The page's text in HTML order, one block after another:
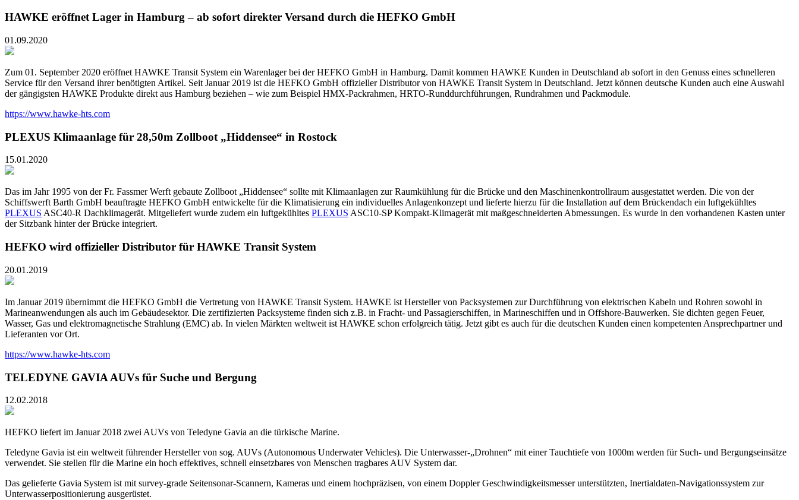
HAWKE eröffnet Lager in Hamburg – ab sofort direkter Versand durch die HEFKO GmbH
01.09.2020
Zum 01. September 2020 eröffnet HAWKE Transit System ein Warenlager bei der HEFKO GmbH in Hamburg. Damit kommen HAWKE Kunden in Deutschland ab sofort in den Genuss eines schnelleren
Service für den Versand ihrer benötigten Artikel. Seit Januar 2019 ist die HEFKO GmbH offizieller Distributor von HAWKE Transit System in Deutschland. Jetzt können deutsche Kunden auch eine Auswahl
der gängigsten HAWKE Produkte direkt aus Hamburg beziehen – wie zum Beispiel HMX-Packrahmen, HRTO-Runddurchführungen, Rundrahmen und Packmodule.
https://www.hawke-hts.com
PLEXUS Klimaanlage für 28,50m Zollboot „Hiddensee“ in Rostock
15.01.2020
Das im Jahr 1995 von der Fr. Fassmer Werft gebaute Zollboot „Hiddensee“ sollte mit Klimaanlagen zur Raumkühlung für die Brücke und den Maschinenkontrollraum ausgestattet werden. Die von der
Schiffswerft Barth GmbH beauftragte HEFKO GmbH entwickelte für die Klimatisierung ein individuelles Anlagenkonzept und lieferte hierzu für die Installation auf dem Brückendach ein luftgekühltes
PLEXUS ASC40-R Dachklimagerät. Mitgeliefert wurde zudem ein luftgekühltes PLEXUS ASC10-SP Kompakt-Klimagerät mit maßgeschneiderten Abmessungen. Es wurde in den vorhandenen Kasten unter
der Sitzbank hinter der Brücke integriert.
HEFKO wird offizieller Distributor für HAWKE Transit System
20.01.2019
Im Januar 2019 übernimmt die HEFKO GmbH die Vertretung von HAWKE Transit System. HAWKE ist Hersteller von Packsystemen zur Durchführung von elektrischen Kabeln und Rohren sowohl in
Marineanwendungen als auch im Gebäudesektor. Die zertifizierten Packsysteme finden sich z.B. in Fracht- und Passagierschiffen, in Marineschiffen und in Offshore-Bauwerken. Sie dichten gegen Feuer,
Wasser, Gas und elektromagnetische Strahlung (EMC) ab. In vielen Märkten weltweit ist HAWKE schon erfolgreich tätig. Jetzt gibt es auch für die deutschen Kunden einen kompetenten Ansprechpartner und
Lieferanten vor Ort.
https://www.hawke-hts.com
TELEDYNE GAVIA AUVs für Suche und Bergung
12.02.2018
HEFKO liefert im Januar 2018 zwei AUVs von Teledyne Gavia an die türkische Marine.
Teledyne Gavia ist ein weltweit führender Hersteller von sog. AUVs (Autonomous Underwater Vehicles). Die Unterwasser-„Drohnen“ mit einer Tauchtiefe von 1000m werden für Such- und Bergungseinsätze
verwendet. Sie stellen für die Marine ein hoch effektives, schnell einsetzbares von Menschen tragbares AUV System dar.
Das gelieferte Gavia System ist mit survey-grade Seitensonar-Scannern, Kameras und einem hochpräzisen, von einem Doppler Geschwindigkeitsmesser unterstützten, Inertialdaten-Navigationssystem zur
Unterwasserpositionierung ausgerüstet.